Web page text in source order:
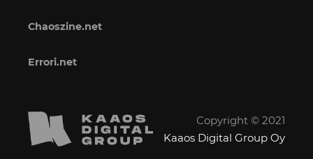
Chaoszine.net
Errori.net
Copyright © 2021
Kaaos Digital Group Oy